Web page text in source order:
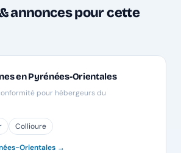
annonces pour cette
en Pyrénées-Orientales
pour hébergeurs du
Collioure
Orientales →